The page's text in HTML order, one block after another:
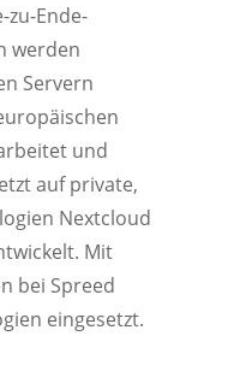
Ende-
werden
Servern
und
auf private,
Nextcloud
Mit
bei Spreed
eingesetzt.